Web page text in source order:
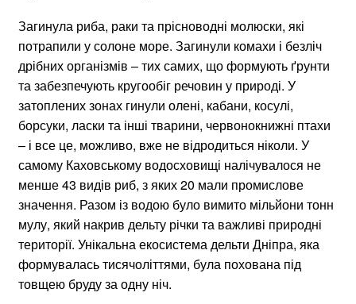
Загинула риба, раки та прісноводні молюски, які
потрапили у солоне море. Загинули комахи і безліч
дрібних організмів – тих самих, що формують ґрунти
та забезпечують кругообіг речовин у природі. У
затоплених зонах гинули олені, кабани, косулі,
борсуки, ласки та інші тварини, червонокнижні птахи
– і все це, можливо, вже не відродиться ніколи. У
самому Каховському водосховищі налічувалося не
менше 43 видів риб, з яких 20 мали промислове
значення. Разом із водою було вимито мільйони тонн
мулу, який накрив дельту річки та важливі природні
території. Унікальна екосистема дельти Дніпра, яка
формувалась тисячоліттями, була похована під
товщею бруду за одну ніч.